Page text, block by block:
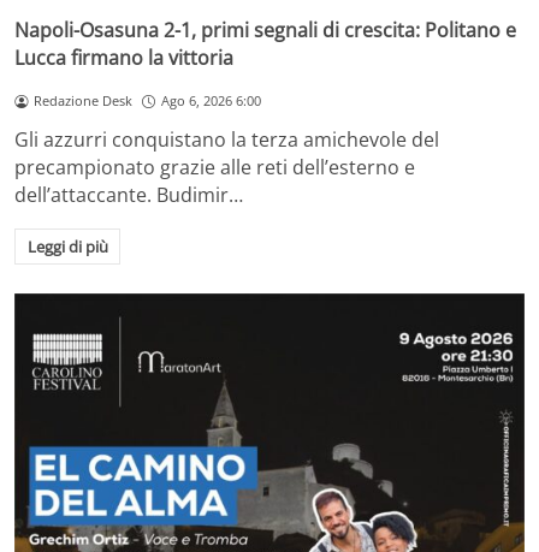
Napoli-Osasuna 2-1, primi segnali di crescita: Politano e
Lucca firmano la vittoria
Redazione Desk Ago 6, 2026 6:00
Gli azzurri conquistano la terza amichevole del
precampionato grazie alle reti dell’esterno e
dell’attaccante. Budimir…
Leggi di più